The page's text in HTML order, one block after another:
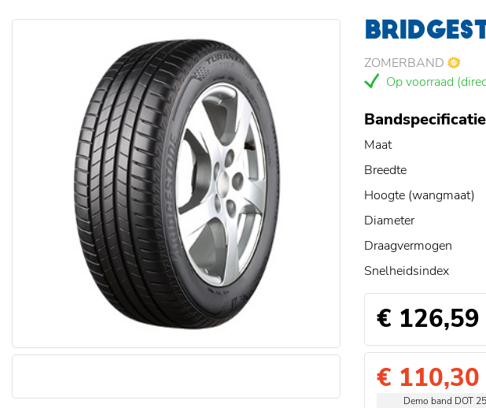
ZOMERBAND
Op voorraad
Maat
Breedte
Hoogte (wangmaat)
Diameter
Draagvermogen
Snelheidsindex
€ 126,59
€ 110,30
Demo band DOT 25